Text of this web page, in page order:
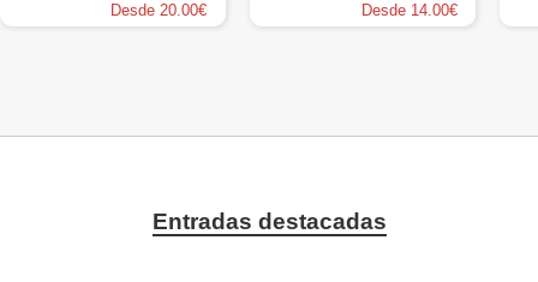
Desde 20.00€ Desde 14.00€
Entradas destacadas